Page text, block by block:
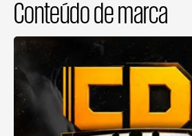
Conteúdo de marca